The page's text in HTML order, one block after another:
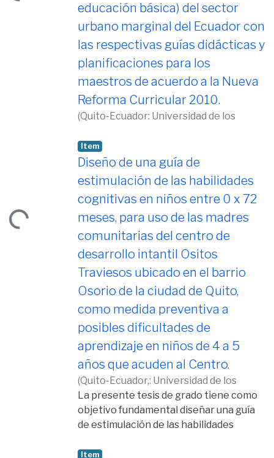
educación básica) del sector
urbano marginal del Ecuador con
las respectivas guías didácticas y
planificaciones para los
maestros de acuerdo a la Nueva
Reforma Curricular 2010.
(Quito-Ecuador: Universidad de los
Dahik, María Verónica
Guzmán, Lucía
Loading...
Item
Diseño de una guía de
estimulación de las habilidades
cognitivas en niños entre 0 x 72
meses, para uso de las madres
comunitarias del centro de
desarrollo intantil Ositos
Traviesos ubicado en el barrio
Osorio de la ciudad de Quito,
como medida preventiva a
posibles dificultades de
aprendizaje en niños de 4 a 5
años que acuden al Centro.
(Quito-Ecuador,: Universidad de los
Hemisferios, 2011,2011-05-10)Zevallos
P., Diana S.
La presente tesis de grado tiene como
objetivo fundamental diseñar una guía
de estimulación de las habilidades
para uso de las Madres Comunitarias del
Item